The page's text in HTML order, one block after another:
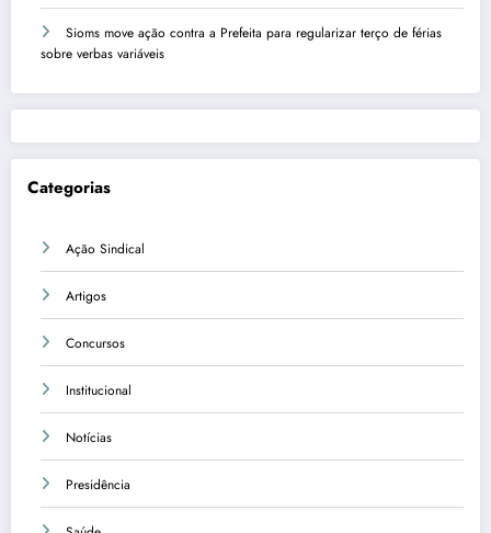
Sioms move ação contra a Prefeita para regularizar terço de férias
sobre verbas variáveis
Categorias
Ação Sindical
Artigos
Concursos
Institucional
Notícias
Presidência